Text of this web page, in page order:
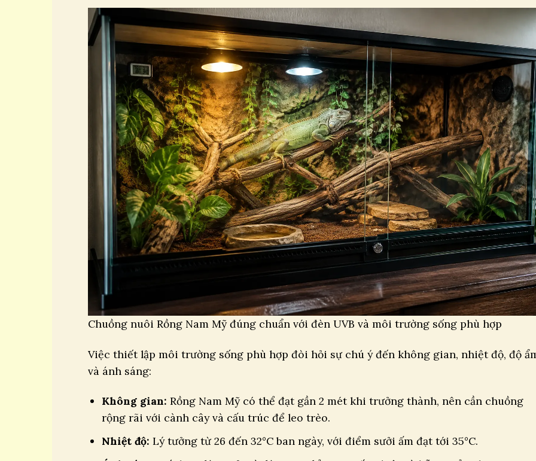
Chuồng nuôi Rồng Nam Mỹ đúng chuẩn với đèn UVB và môi trường sống phù hợp
Việc thiết lập môi trường sống phù hợp đòi hỏi sự chú ý đến không gian, nhiệt độ, độ
và ánh sáng:
Không gian: Rồng Nam Mỹ có thể đạt gần 2 mét khi trưởng thành, nên cần chuồng
rộng rãi với cành cây và cấu trúc để leo trèo.
Nhiệt độ: Lý tưởng từ 26 đến 32°C ban ngày, với điểm sưởi ấm đạt tới 35°C.